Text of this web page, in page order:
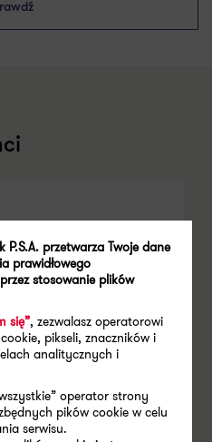
International oraz
wchodzących w
sporządzone
grupy
przetwarza Twoje dane
prawidłowego
stosowanie plików
się”, zezwalasz operatorowi
pikseli, znaczników i
analitycznych i
operator strony
pików cookie w celu
serwisu.